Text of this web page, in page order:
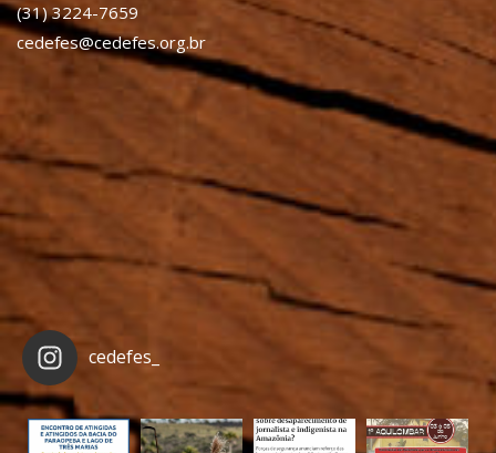
(31) 3224-7659
cedefes@cedefes.org.br
cedefes_